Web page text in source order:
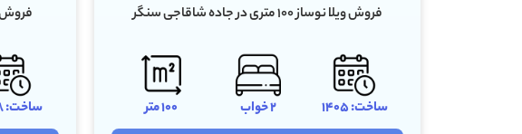
فروش ویلا ۶۰ متری دنج در سروندان سنگر رشت
ساخت: 1398 1 خواب 60 متر
فروش ویلا ۹۰ متری دو خواب مستر در رودبرده سنگر رشت
ساخت: 1405